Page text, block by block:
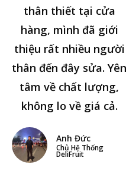
thân thiết tại cửa
hàng, mình đã giới
thiệu rất nhiều người
thân đến đây sửa. Yên
tâm về chất lượng,
không lo về giá cả.
Anh Đức
Chủ Hệ Thống
DeliFruit